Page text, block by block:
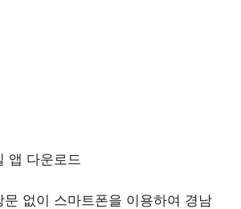
앱 다운로드
문 없이 스마트폰을 이용하여 경남